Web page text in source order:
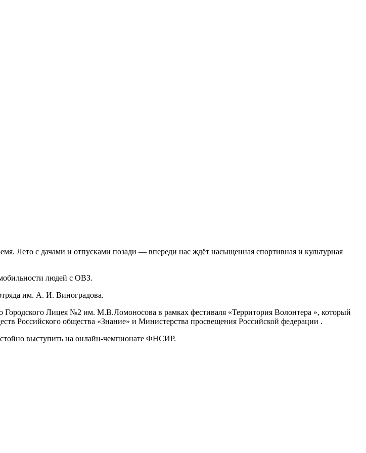
Лето с дачами и отпусками позади — впереди нас ждёт насыщенная спортивная и культурная
людей с ОВЗ.
им. А. И. Виноградова.
Городского Лицея №2 им. М.В.Ломоносова в рамках фестиваля «Территория Волонтера », который
Российского общества «Знание» и Министерства просвещения Российской федерации .
выступить на онлайн-чемпионате ФНСИР.